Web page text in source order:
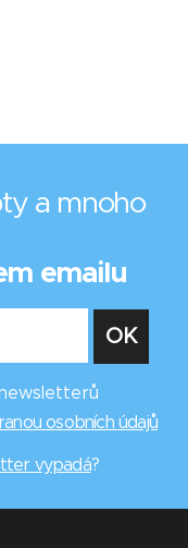
a mnoho
emailu
newsletterů
osobních údajů
vypadá?